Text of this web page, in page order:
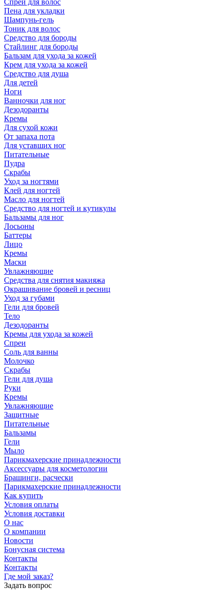
Спрей для волос
Пена для укладки
Шампунь-гель
Тоник для волос
Средство для бороды
Стайлинг для бороды
Бальзам для ухода за кожей
Крем для ухода за кожей
Средство для душа
Для детей
Ноги
Ванночки для ног
Дезодоранты
Кремы
Для сухой кожи
От запаха пота
Для уставших ног
Питательные
Пудра
Скрабы
Уход за ногтями
Клей для ногтей
Масло для ногтей
Средство для ногтей и кутикулы
Бальзамы для ног
Лосьоны
Баттеры
Лицо
Кремы
Маски
Увлажняющие
Средства для снятия макияжа
Окрашивание бровей и ресниц
Уход за губами
Гели для бровей
Тело
Дезодоранты
Кремы для ухода за кожей
Спреи
Соль для ванны
Молочко
Скрабы
Гели для душа
Руки
Кремы
Увлажняющие
Защитные
Питательные
Бальзамы
Гели
Мыло
Парикмахерские принадлежности
Аксессуары для косметологии
Брашинги, расчески
Парикмахерские принадлежности
Как купить
Условия оплаты
Условия доставки
О нас
О компании
Новости
Бонусная система
Контакты
Контакты
Где мой заказ?
Задать вопрос